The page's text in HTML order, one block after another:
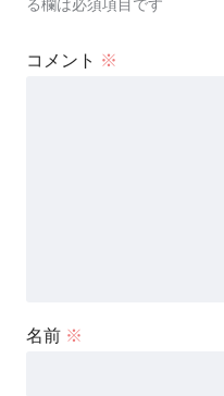
る欄は必須項目です
コメント ※
名前 ※